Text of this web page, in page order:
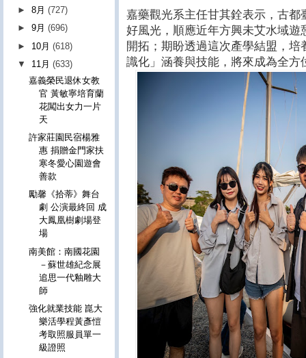
嘉藥觀光系主任甘其銓表示，古
好風光，順應近年方興未艾水域
開拓；期盼透過這次產學結盟，
識化」涵養與技能，將來成為全方
►8月(727)
►9月(696)
► 10月(618)
▼ 11月(633)
嘉義榮民退休女教
官 黃敏寧培育蘭
花闖出女力一片
天
許家莊園民宿楊雅
惠 捐贈金門家扶
寒冬愛心園遊會
善款
勵馨《拾蒂》舞台
劇 公演最終回 成
大鳳凰樹劇場登
場
南美館：南國花園
－蘇世雄紀念展
追思一代釉雕大
師
強化就業技能 崑大
樂活學程黃彥愷
考取照服員單一
級證照